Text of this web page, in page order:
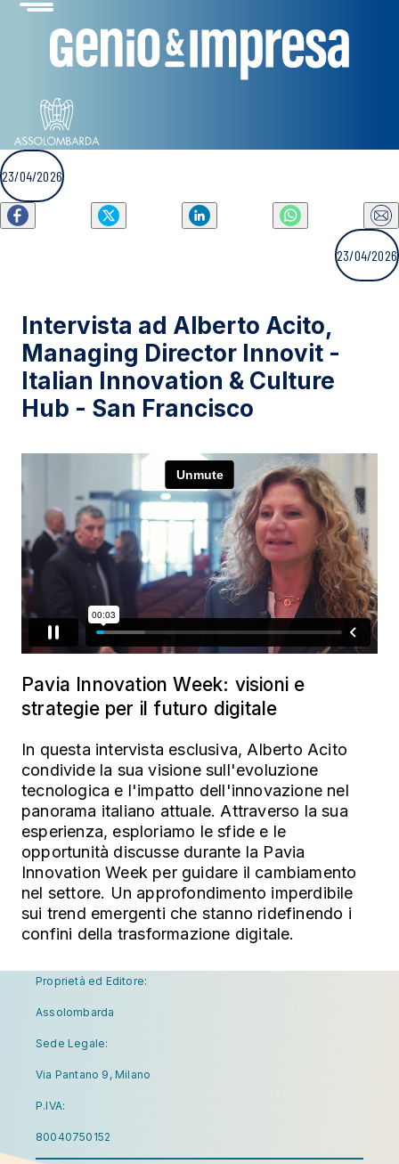
23/04/2026
23/04/2026
Intervista ad Alberto Acito,
Managing Director Innovit -
Italian Innovation & Culture
Hub - San Francisco
Pavia Innovation Week: visioni e
strategie per il futuro digitale
In questa intervista esclusiva, Alberto Acito
condivide la sua visione sull'evoluzione
tecnologica e l'impatto dell'innovazione nel
panorama italiano attuale. Attraverso la sua
esperienza, esploriamo le sfide e le
opportunità discusse durante la Pavia
Innovation Week per guidare il cambiamento
nel settore. Un approfondimento imperdibile
sui trend emergenti che stanno ridefinendo i
confini della trasformazione digitale.
Proprietà ed Editore:
Assolombarda
Sede Legale:
Via Pantano 9, Milano
P.IVA:
80040750152